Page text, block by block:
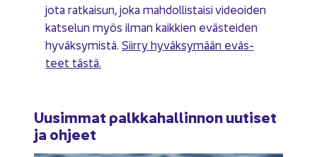
jo­ta rat­kai­sun, joka mah­dol­lis­tai­si vi­deoi­den
kat­se­lun myös ilman kaik­kien eväs­tei­den
hy­väk­sy­mis­tä. Siir­ry hy­väk­sy­mään eväs­
teet tästä.
Uusim­mat palk­ka­hal­lin­non uu­ti­set
ja oh­jeet